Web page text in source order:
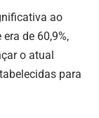
ao
de 60,9%,
o atual
para